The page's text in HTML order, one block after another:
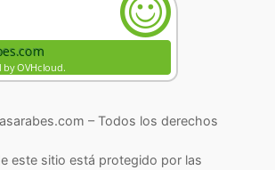
– Todos los derechos
este sitio está protegido por las